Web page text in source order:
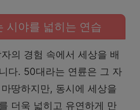
시야를 넓히는 연습
의 경험 속에서 세상을 배
다. 50대라는 연륜은 그 자
땅하지만, 동시에 세상을
더욱 넓히고 유연하게 만